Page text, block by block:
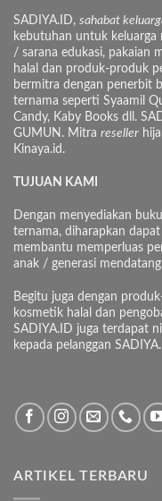
SADIYA.ID, sahabat
kebutuhan untuk keluarga
/ sarana edukasi, pakaian
halal dan produk-produk
bermitra dengan penerbit
ternama seperti Syaamil
Candy, Kaby Books dll.
GUMUN. Mitra reseller
Kinaya.id.
TUJUAN KAMI
Dengan menyediakan
ternama, diharapkan
membantu memperluas
anak / generasi
Begitu juga dengan
kosmetik halal dan
SADIYA.ID juga terdapat
kepada pelanggan
ARTIKEL TERBARU